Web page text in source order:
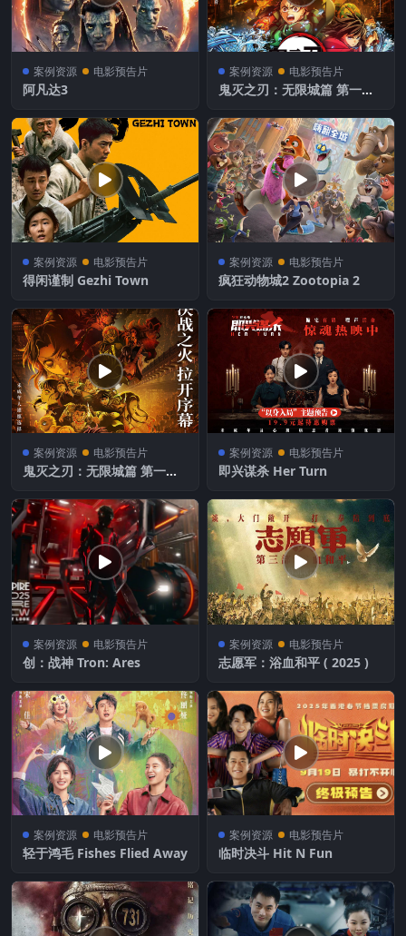
案例资源 电影预告片
阿凡达3
案例资源 电影预告片
鬼灭之刃：无限城篇 第一章
案例资源 电影预告片
得闲谨制 Gezhi Town
案例资源 电影预告片
疯狂动物城2 Zootopia 2
案例资源 电影预告片
鬼灭之刃：无限城篇 第一章
案例资源 电影预告片
即兴谋杀 Her Turn
案例资源 电影预告片
创：战神 Tron: Ares
案例资源 电影预告片
志愿军：浴血和平 ( 2025 )
案例资源 电影预告片
轻于鸿毛 Fishes Flied Away
案例资源 电影预告片
临时决斗 Hit N Fun